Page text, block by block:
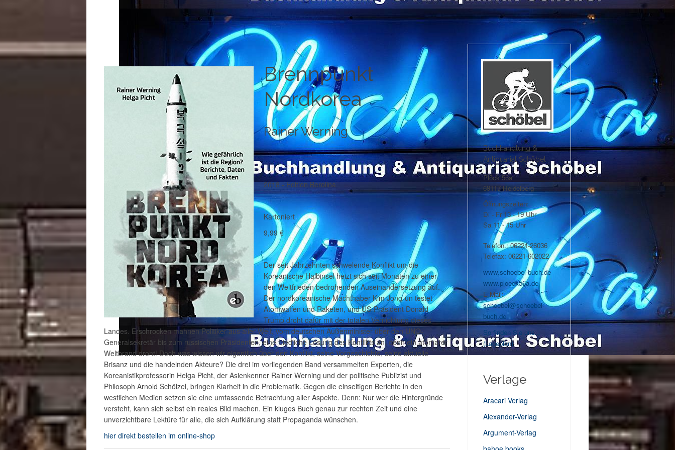
Brennpunkt
Nordkorea
Rainer Werning
2018 - Edition Berolina
Kartoniert
9,99 €
Der seit Jahrzehnten schwelende Konflikt um die
Koreanische Halbinsel heizt sich seit Monaten zu einer
den Weltfrieden bedrohenden Auseinandersetzung auf.
Der nordkoreanische Machthaber Kim Jong-un testet
Atomwaffen und Raketen, und US-Präsident Donald
Trump droht dafür mit der totalen Vernichtung dieses
Landes. Erschrocken mahnen Politiker aus aller Welt, vom deutschen Außenminister über den UNO-
Generalsekretär bis zum russischen Präsidenten, eine friedliche Lösung des Konflikts an, denn ein atomarer
Weltbrand droht! Doch was wissen wir eigentlich über den Konflikt, seine Vorgeschichte, seine aktuelle
Brisanz und die handelnden Akteure? Die drei im vorliegenden Band versammelten Experten, die
Koreanistikprofessorin Helga Picht, der Asienkenner Rainer Werning und der politische Publizist und
Philosoph Arnold Schölzel, bringen Klarheit in die Problematik. Gegen die einseitigen Berichte in den
westlichen Medien setzen sie eine umfassende Betrachtung aller Aspekte. Denn: Nur wer die Hintergründe
versteht, kann sich selbst ein reales Bild machen. Ein kluges Buch genau zur rechten Zeit und eine
unverzichtbare Lektüre für alle, die sich Aufklärung statt Propaganda wünschen.
hier direkt bestellen im online-shop
Buchhandlung &
Antiquariat Schöbel
Plöck 56a
69117 Heidelberg
Öffnungszeiten:
Di - Fr 13 - 19 Uhr
Sa 11 - 15 Uhr
Telefon.: 06221-26036
Telefax: 06221-602022
www.schoebel-buch.de
www.ploeck56a.de
E-Mail:
schoebel@schoebel-
buch.de
So finden Sie uns...
(Lageplan)
Verlage
Aracari Verlag
Alexander-Verlag
Argument-Verlag